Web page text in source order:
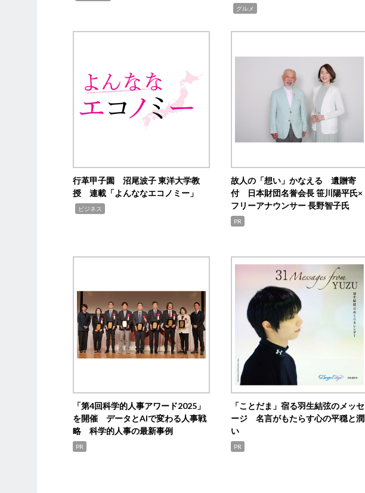
グルメ
行革甲子園 沼尾波子 東洋大学教
授 連載「よんななエコノミー」
ビジネス
故人の「想い」かなえる 遺贈寄
付 日本財団名誉会長 笹川陽平氏×
フリーアナウンサー 長野智子氏
PR
「第4回科学的人事アワード2025」
を開催 データとAIで変わる人事戦
略 科学的人事の最新事例
PR
「ことだま」宿る羽生結弦のメッセ
ージ 名言がもたらす心の平穏と潤
い
PR